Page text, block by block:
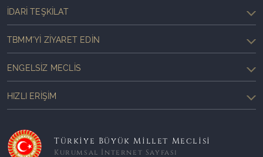
İDARI TEŞKILAT
TBMM'YI ZIYARET EDIN
ENGELSIZ MECLIS
HIZLI ERIŞIM
Türkiye Büyük Millet Meclisi
Kurumsal İnternet Sayfası